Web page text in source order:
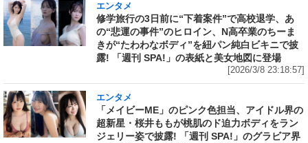
エンタメ
修学旅行の3日前に“下着案件”で高校退学、あ
の“悲運の事件”のヒロイン、N高卒業のちーま
きが“たわわなボディ”を紐パン純白ビキニで披
露! 「週刊 SPA!」の表紙と美女地図に登場
[2026/3/8 23:18:57]
エンタメ
「メイビーME」のピンク色担当、アイドル界の
超新星・桜井ももが桃肌のド迫力ボディをラン
ジェリー姿で披露! 「週刊 SPA!」のグラビア界